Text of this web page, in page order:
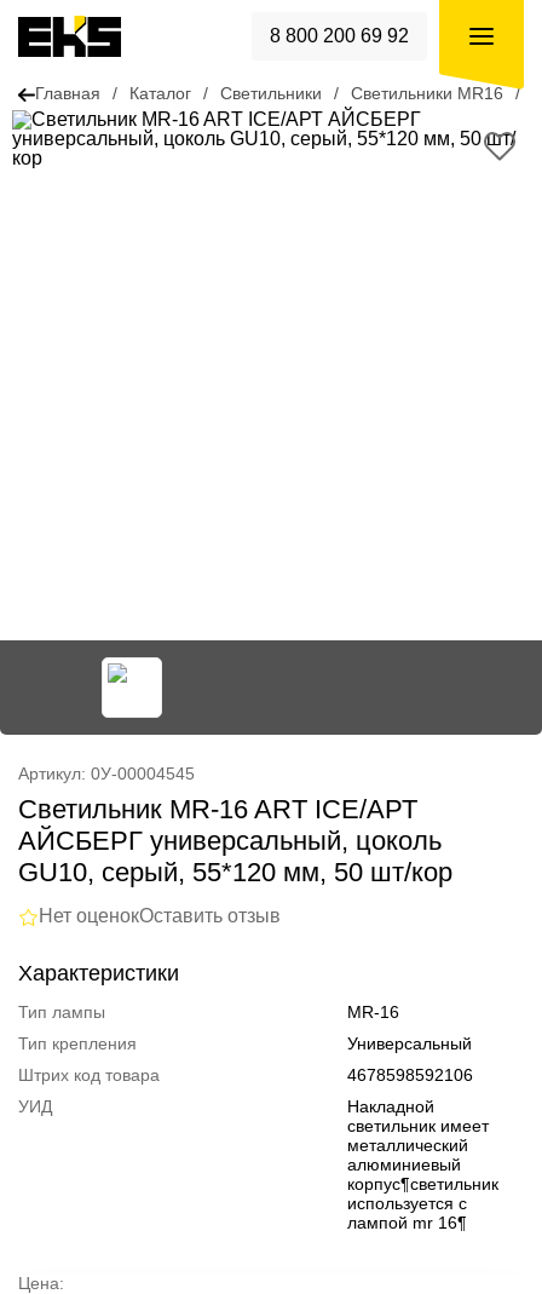
8 800 200 69 92
Главная / Каталог / Светильники / Светильники MR16 /
Артикул: 0У-00004545
Светильник MR-16 ART ICE/АРТ
АЙСБЕРГ универсальный, цоколь
GU10, серый, 55*120 мм, 50 шт/кор
Нет оценокОставить отзыв
Характеристики
Тип лампы
MR-16
Тип крепления
Универсальный
Штрих код товара
4678598592106
УИД
Накладной
светильник имеет
металлический
алюминиевый
корпус¶светильник
используется с
лампой mr 16¶
Цена: